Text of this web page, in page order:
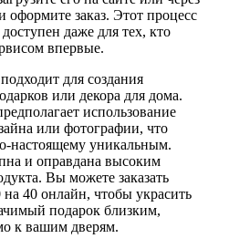
заказ. Этот процесс
даже для тех, кто
впервые.
для создания
или декора для дома.
использование
или фотографии, что
настоящему уникальным.
и оправдана высоким
Вы можете заказать
на 40 онлайн, чтобы украсить
подарок близким,
к вашим дверям.